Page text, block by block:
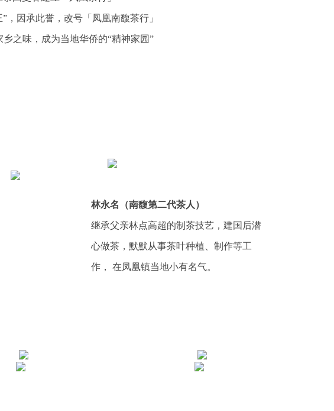
因承此誉，改号「凤凰南馥茶行」
之味，成为当地华侨的“精神家园”
林永名（南馥第二代茶人）
继承父亲林点高超的制茶技艺，建国后潜
心做茶，默默从事茶叶种植、制作等工
作， 在凤凰镇当地小有名气。